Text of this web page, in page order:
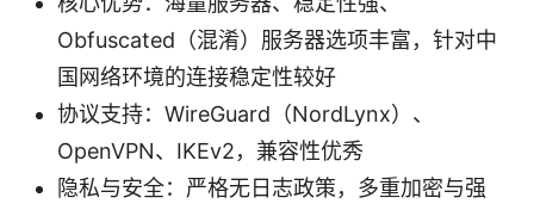
Obfuscated（混淆）服务器选项丰富，针对中
国网络环境的连接稳定性较好
协议支持：WireGuard（NordLynx）、
OpenVPN、IKEv2，兼容性优秀
隐私与安全：严格无日志政策，多重加密与强